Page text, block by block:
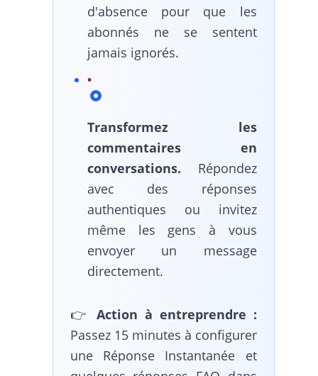
d'absence pour que les
abonnés ne se sentent
jamais ignorés.
Transformez les
commentaires en
conversations. Répondez
avec des réponses
authentiques ou invitez
même les gens à vous
envoyer un message
directement.
👉 Action à entreprendre :
Passez 15 minutes à configurer
une Réponse Instantanée et